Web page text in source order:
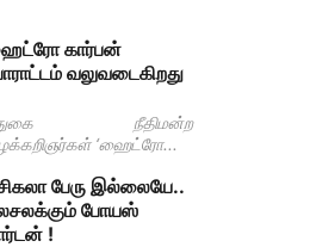
கார்பன்
வலுவடைகிறது
நீதிமன்ற
‘ஹைட்ரோ...
பேரு இல்லையே..
போயஸ்
!